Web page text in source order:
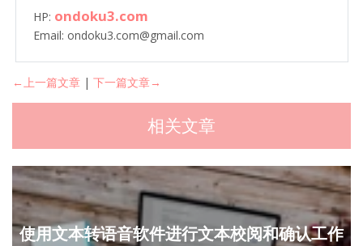
HP: ondoku3.com
Email: ondoku3.com@gmail.com
←上一篇文章 | 下一篇文章→
相关文章
使用文本转语音软件进行文本校阅和确认工作